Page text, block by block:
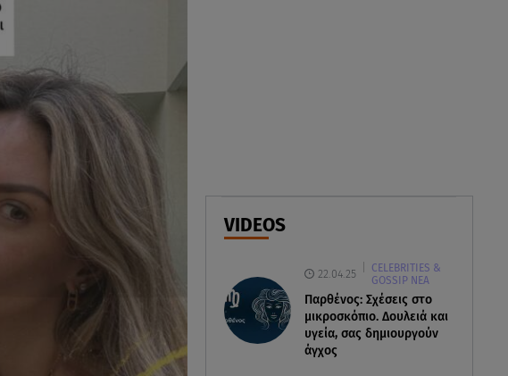
χριστιανισμό»
08.08.26 , 12:00
Μπορείς να τρως καθημερινά
αβοκάντο, σκέψου την καρδιά
και το βάρος σου
VIDEOS
22.04.25
CELEBRITIES &
GOSSIP ΝΕΑ
Παρθένος: Σχέσεις στο
μικροσκόπιο. Δουλειά και
υγεία, σας δημιουργούν
άγχος